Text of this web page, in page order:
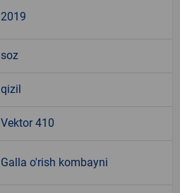
2019
soz
qizil
Vektor 410
Galla o'rish kombayni